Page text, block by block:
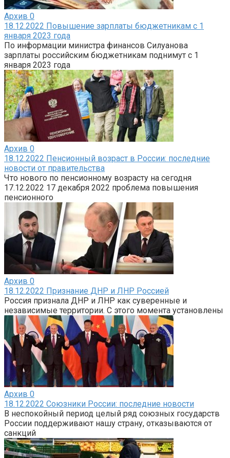
Архив 0
18.12.2022 Повышение зарплаты бюджетникам с 1
января 2023 года
По информации министра финансов Силуанова
зарплаты российским бюджетникам поднимут с 1
января 2023 года
Архив 0
18.12.2022 Пенсионный возраст в России: последние
новости от правительства
Что нового по пенсионному возрасту на сегодня
17.12.2022 17 декабря 2022 проблема повышения
пенсионного
Архив 0
18.12.2022 Признание ДНР и ЛНР Россией
Россия признала ДНР и ЛНР как суверенные и
независимые территории. С этого момента установлены
Архив 0
18.12.2022 Союзники России: последние новости
В неспокойный период целый ряд союзных государств
России поддерживают нашу страну, отказываются от
санкций